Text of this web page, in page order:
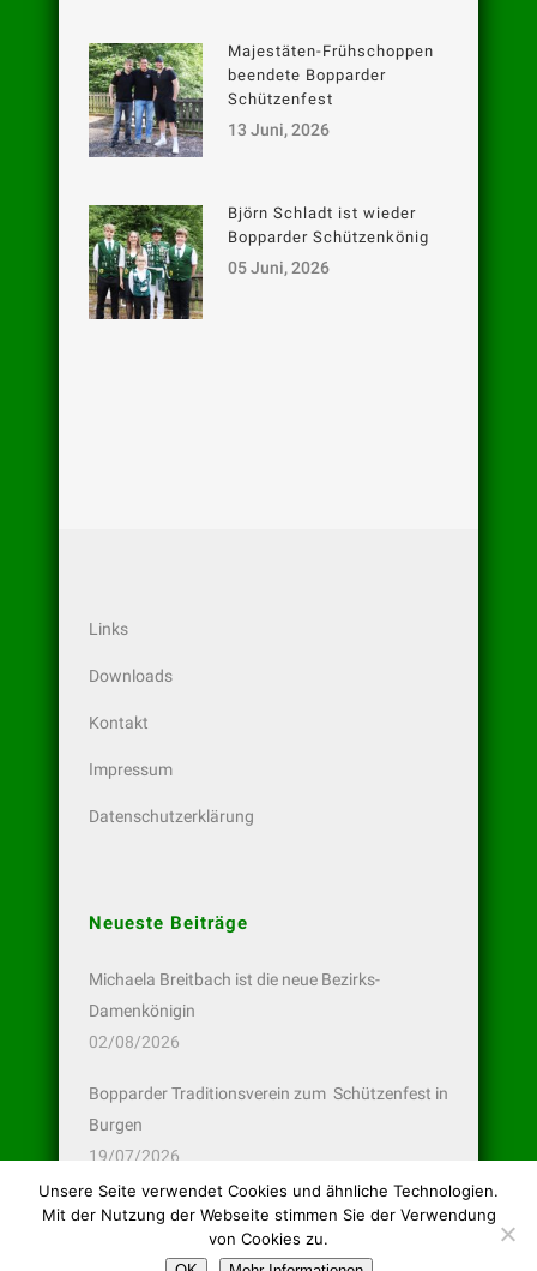
Majestäten-Frühschoppen
beendete Bopparder
Schützenfest
13 Juni, 2026
Björn Schladt ist wieder
Bopparder Schützenkönig
05 Juni, 2026
Links
Downloads
Kontakt
Impressum
Datenschutzerklärung
Neueste Beiträge
Michaela Breitbach ist die neue Bezirks-
Damenkönigin
02/08/2026
Bopparder Traditionsverein zum Schützenfest in
Burgen
19/07/2026
Bopparder Pistolen-Schützen wieder erfolgreich
Unsere Seite verwendet Cookies und ähnliche Technologien.
Mit der Nutzung der Webseite stimmen Sie der Verwendung
von Cookies zu.